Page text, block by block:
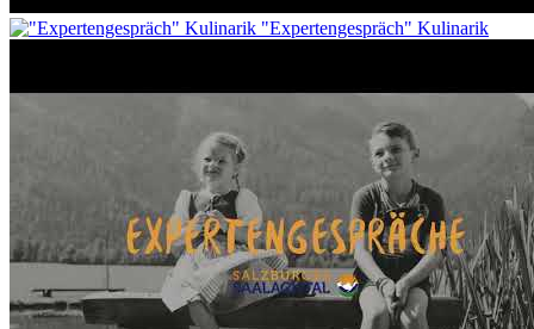
"Expertengespräch" Kulinarik